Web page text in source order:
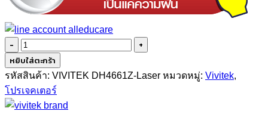
จำนวน
VIVITEK
DH4661Z-
Laser
ชิ้น
หยิบใส่ตะกร้า
รหัสสินค้า: VIVITEK DH4661Z-Laser หมวดหมู่: Vivitek,
โปรเจคเตอร์